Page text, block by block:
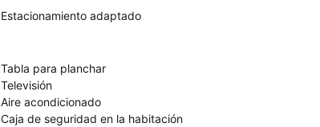
Estacionamiento adaptado
Tabla para planchar
Televisión
Aire acondicionado
Caja de seguridad en la habitación